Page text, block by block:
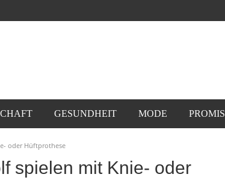
GESUNDHEIT MODE PROMIS
oder Hüftprothese
spielen mit Knie- oder